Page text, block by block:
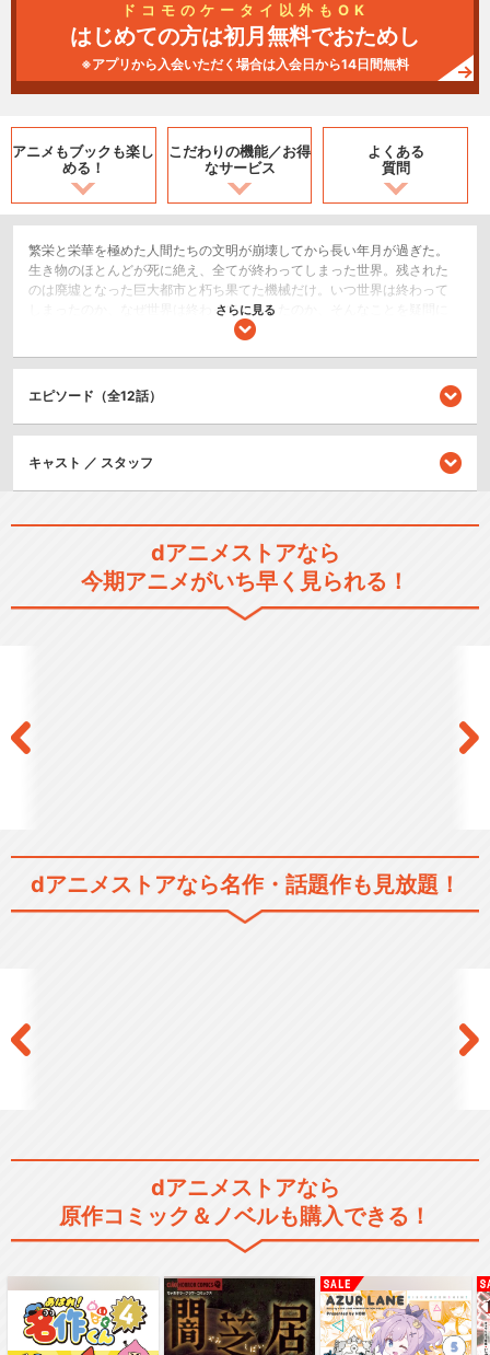
ドコモのケータイ以外もOK
はじめての方は初月無料でおためし
※アプリから入会いただく場合は入会日から14日間無料
アニメもブックも楽し
める！
こだわりの機能／お得
なサービス
よくある
質問
繁栄と栄華を極めた人間たちの文明が崩壊してから長い年月が過ぎた。
生き物のほとんどが死に絶え、全てが終わってしまった世界。残された
のは廃墟となった巨大都市と朽ち果てた機械だけ。いつ世界は終わって
しまったのか、なぜ世界は終わってしまったのか、そんなことを疑問に
さえ思わなくなった終わりの世界で、ふたりぼっちになってしまった少
ンクラートに乗って、あてもなく彷徨う。全てが終わりを迎えた世界を
舞台に、ふたりの少女が旅をする終末ファンタジーが今、幕を開ける。
さらに見る
エピソード（全12話）
キャスト ／ スタッフ
dアニメストアなら
今期アニメがいち早く見られる！
dアニメストアなら名作・話題作も見放題！
dアニメストアなら
原作コミック＆ノベルも購入できる！